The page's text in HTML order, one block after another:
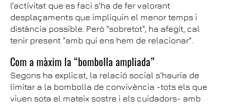
l'activitat que es faci s'ha de fer valorant
desplaçaments que impliquin el menor temps i
distància possible. Però "sobretot", ha afegit, cal
tenir present "amb qui ens hem de relacionar".
Com a màxim la “bombolla ampliada”
Segons ha explicat, la relació social s'hauria de
limitar a la bombolla de convivència -tots els que
viuen sota el mateix sostre i els cuidadors- amb